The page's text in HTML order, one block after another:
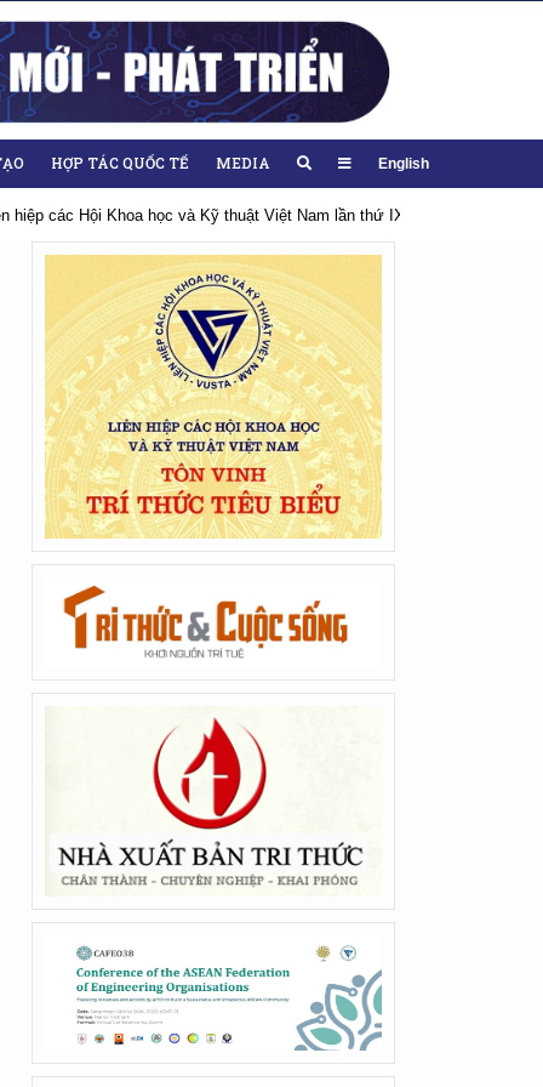
HỢP TÁC QUỐC TẾ MEDIA English
hiệp các Hội Khoa học và Kỹ thuật Việt Nam lần thứ IX, nhiệm kỳ 2026-